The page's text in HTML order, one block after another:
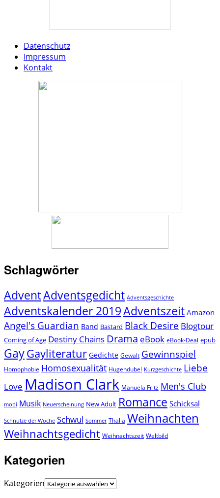
Datenschutz
Impressum
Kontakt
Schlagwörter
AdventAdventsgedicht Adventsgeschichte
Adventskalender 2019Adventszeit Amazon
Angel's Guardian Band Bastard Black Desire Blogtour
Coming of Age Destiny Chains Drama eBook eBook-Deal epub
GayGayliteratur Gedichte Gewalt Gewinnspiel
Homophobie Homosexualität Hugendubel Kurzgeschichte Liebe
Love Madison Clark Manuela Fritz Men's Club
mobi Musik Neuerscheinung New Adult Romance Schicksal
Schnulze der Woche Schwul Sommer Thalia Weihnachten
Weihnachtsgedicht Weihnachtszeit Weltbild
Kategorien
Kategorien